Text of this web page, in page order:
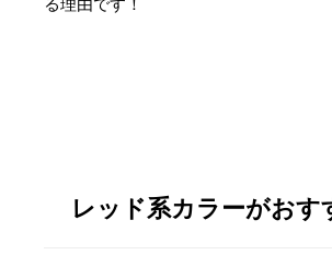
る理由です！
レッド系カラーがおす